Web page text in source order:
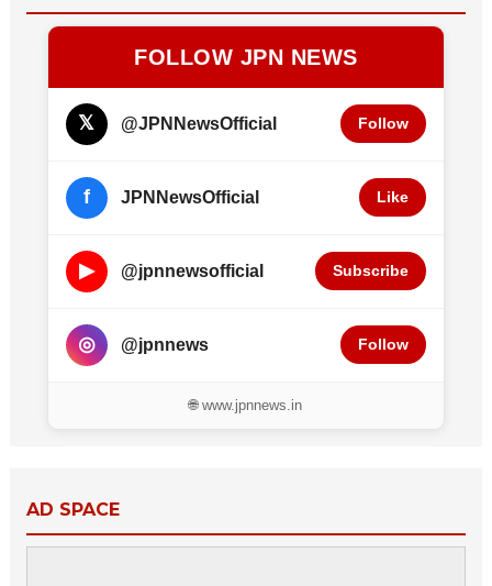
FOLLOW JPN NEWS
𝕏 @JPNNewsOfficial Follow
f JPNNewsOfficial Like
▶ @jpnnewsofficial Subscribe
◎ @jpnnews Follow
🌐 www.jpnnews.in
AD SPACE